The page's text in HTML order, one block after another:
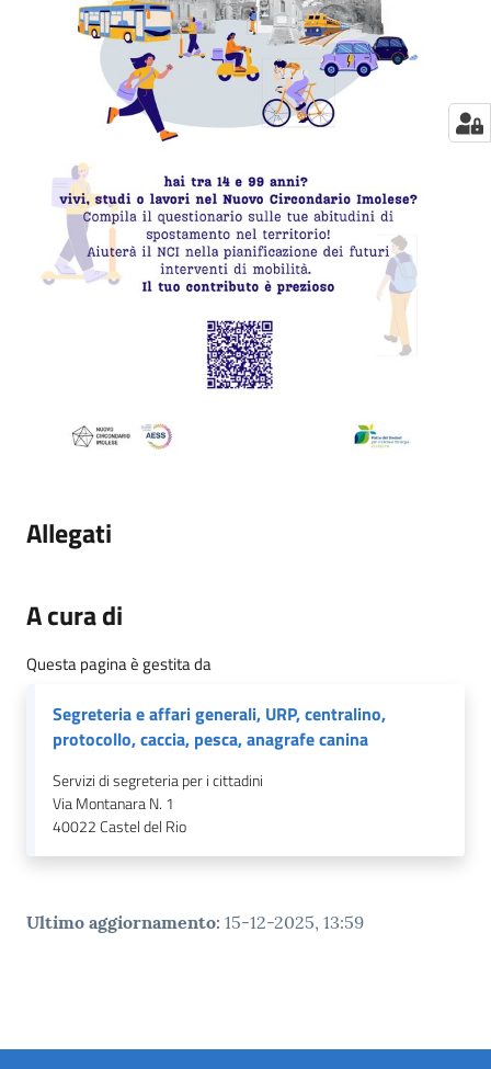
Allegati
A cura di
Questa pagina è gestita da
Segreteria e affari generali, URP, centralino,
protocollo, caccia, pesca, anagrafe canina
Servizi di segreteria per i cittadini
Via Montanara N. 1
40022Castel del Rio
Ultimo aggiornamento: 15-12-2025, 13:59